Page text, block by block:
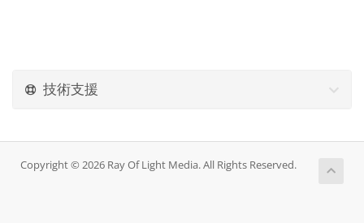
技術支援
Copyright © 2026 Ray Of Light Media. All Rights Reserved.